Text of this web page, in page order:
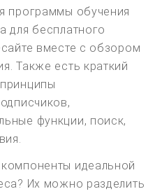
программы обучения
для бесплатного
вместе с обзором
Также есть краткий
функции, поиск,
идеальной
Их можно разделить